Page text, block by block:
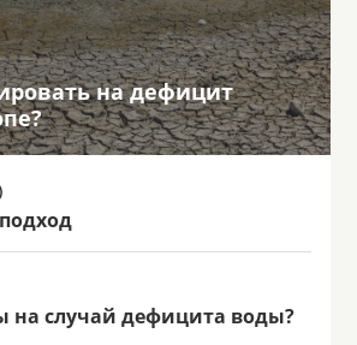
на дефицит
на случай дефицита воды?